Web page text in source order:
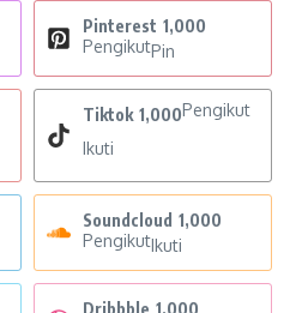
Pinterest 1,000
PengikutPin
Tiktok 1,000Pengikut
Ikuti
Soundcloud 1,000
PengikutIkuti